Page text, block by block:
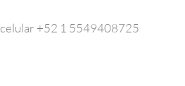
celular +52 1 5549408725